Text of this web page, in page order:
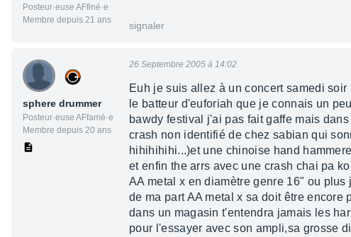
Posteur·euse AFfiné·e
Membre depuis 21 ans
signaler
sphere drummer
Posteur·euse AFfamé·e
Membre depuis 20 ans
26 Septembre 2005 à 14:02
Euh je suis allez à un concert samedi
le batteur d'euforiah que je connais un
bawdy festival j'ai pas fait gaffe mais
crash non identifié de chez sabian qui
hihihihihi...)et une chinoise hand
et enfin the arrs avec une crash chai pa
AA metal x en diamètre genre 16" ou
de ma part AA metal x sa doit être
dans un magasin t'entendra jamais les
pour l'essayer avec son ampli,sa grosse